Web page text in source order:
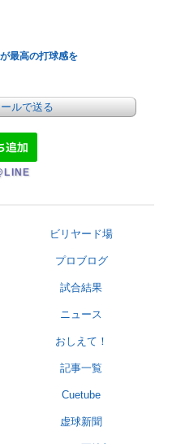
最高の打球感を
ルで送る
ビリヤード場
プロブログ
試合結果
ニュース
おしえて！
記事一覧
Cuetube
虚球新聞